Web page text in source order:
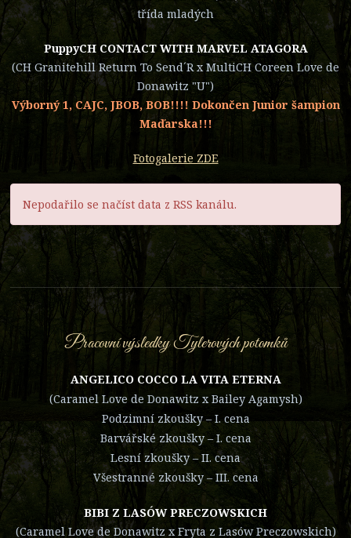
třída mladých
PuppyCH CONTACT WITH MARVEL ATAGORA
(CH Granitehill Return To Send´R x MultiCH Coreen Love de
Donawitz "U")
Výborný 1, CAJC, JBOB, BOB!!!! Dokončen Junior šampion
Maďarska!!!
Fotogalerie ZDE
Nepodařilo se načíst data z RSS kanálu.
Pracovní výsledky Tylerových potomků
ANGELICO COCCO LA VITA ETERNA
(Caramel Love de Donawitz x Bailey Agamysh)
Podzimní zkoušky – I. cena
Barvářské zkoušky – I. cena
Lesní zkoušky – II. cena
Všestranné zkoušky – III. cena
BIBI Z LASÓW PRECZOWSKICH
(Caramel Love de Donawitz x Fryta z Lasów Preczowskich)